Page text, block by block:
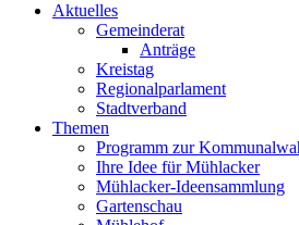
Aktuelles
Gemeinderat
Anträge
Kreistag
Regionalparlament
Stadtverband
Themen
Programm zur
Ihre Idee für Mühlacker
Mühlacker-Ideensammlung
Gartenschau